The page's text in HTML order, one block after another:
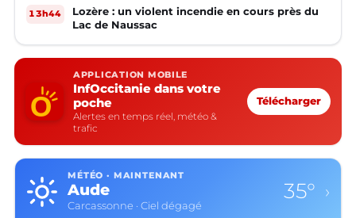
13h44
Lozère : un violent incendie en cours près du
Lac de Naussac
APPLICATION MOBILE
InfOccitanie dans votre
poche
Alertes en temps réel, météo &
trafic
Télécharger
MÉTÉO · MAINTENANT
Aude
Carcassonne · Ciel dégagé
35° ›